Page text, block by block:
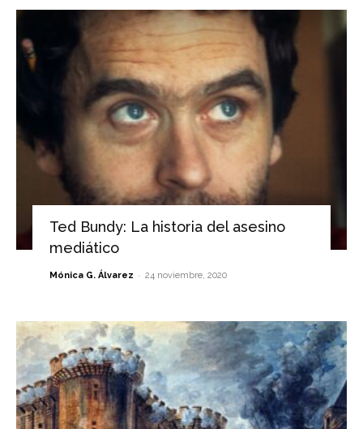
Ted Bundy: La historia del asesino
mediático
Mónica G. Álvarez - 24 noviembre, 2020